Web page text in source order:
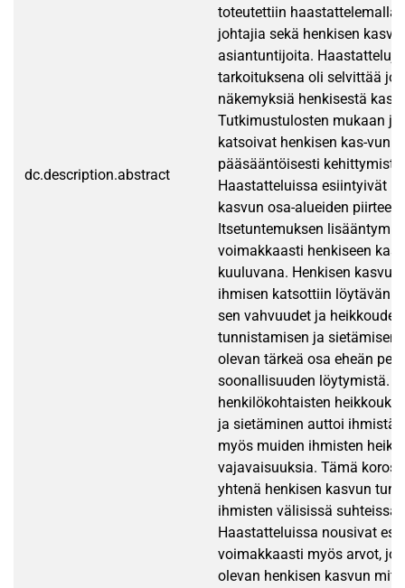
dc.description.abstract
toteutettiin haastattelemalla
johtajia sekä henkisen
asiantuntijoita.
tarkoituksena oli selvittää
näkemyksiä henkisestä
Tutkimustulosten mukaan
katsoivat henkisen kas-vun
pääsääntöisesti
Haastatteluissa esiintyivät
kasvun osa-alueiden piirteet.
Itsetuntemuksen
voimakkaasti henkiseen
kuuluvana. Henkisen
ihmisen katsottiin löytävän
sen vahvuudet ja
tunnistamisen ja sietämisen
olevan tärkeä osa eheän per-
soonallisuuden löytymistä.
henkilökohtaisten
ja sietäminen auttoi ihmistä
myös muiden ihmisten
vajavaisuuksia. Tämä
yhtenä henkisen kasvun
ihmisten välisissä suhteissa.
Haastatteluissa nousivat
voimakkaasti myös arvot,
olevan henkisen kasvun